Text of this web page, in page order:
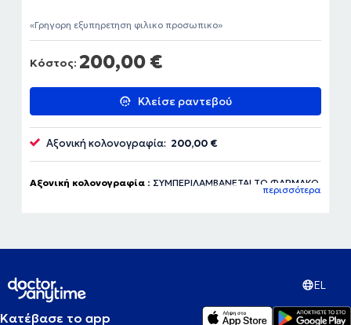
Κόστος: 200,00 €
Κλείσε ραντεβού
Γρηγορη εξυπηρετηση φιλικο προσωπικο
Αξονική κολονογραφία: 200,00 €
Αξονική κολονογραφία : ΣΥΜΠΕΡΙΛΑΜΒΑΝΕΤΑΙ ΤΟ ΦΑΡΜΑΚΟ
περισσότερα
EL
Κατέβασε το app